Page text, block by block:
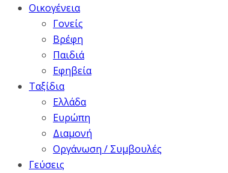
Οικογένεια
Γονείς
Βρέφη
Παιδιά
Εφηβεία
Ταξίδια
Ελλάδα
Ευρώπη
Διαμονή
Οργάνωση / Συμβουλές
Γεύσεις